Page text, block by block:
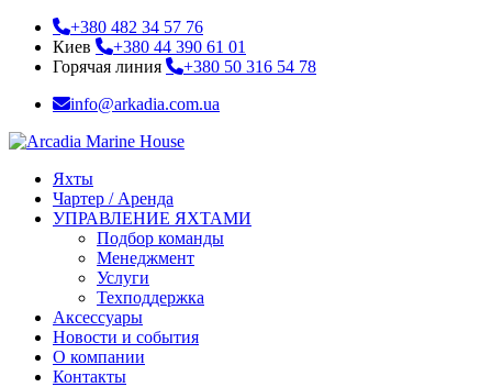
+380 482 34 57 76
Киев
+380 44 390 61 01
Горячая линия
+380 50 316 54 78
info@arkadia.com.ua
Яхты
Чартер / Аренда
УПРАВЛЕНИЕ ЯХТАМИ
Подбор команды
Менеджмент
Услуги
Техподдержка
Аксессуары
Новости и события
О компании
Контакты